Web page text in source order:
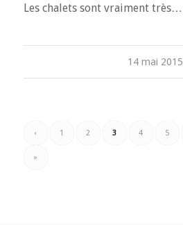
Les chalets sont vraiment très…
14 mai 2015
‹ 1 2 3 4 5
»